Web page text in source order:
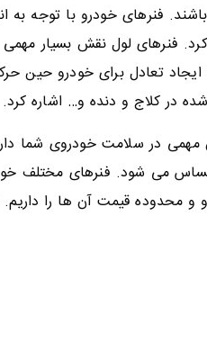
فنرهای خودرو با توجه به
فنرهای لول نقش بسیار
تعادل برای خودرو حین
در کلاج و دنده و… اشاره کرد.
در سلامت خودروی شما
می شود. فنرهای مختلف
محدوده قیمت آن ها را